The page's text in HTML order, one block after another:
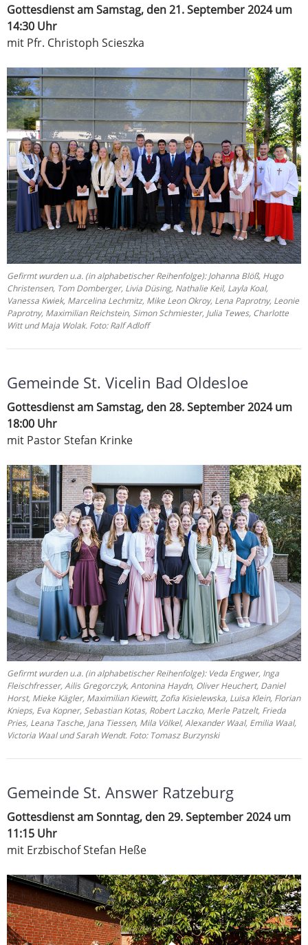
Gottesdienst am Samstag, den 21. September 2024 um
14:30 Uhr
mit Pfr. Christoph Scieszka
Gefirmt wurden u.a. (in alphabetischer Reihenfolge): Johanna Blöß, Hugo
Christensen, Tom Domberger, Livia Düsing, Nathalie Keil, Layla Koal,
Vanessa Kwiek, Marcelina Lechmitz, Mike Leon Okroy, Lena Paprotny, Leonie
Paprotny, Maximilian Reichstein, Simon Schmiester, Julia Tewes, Charlotte
Witt und Maja Wolak. Foto: Ralf Adloff
Gemeinde St. Vicelin Bad Oldesloe
Gottesdienst am Samstag, den 28. September 2024 um
18:00 Uhr
mit Pastor Stefan Krinke
Gefirmt wurden u.a. (in alphabetischer Reihenfolge): Veda Engwer, Inga
Fleischfresser, Ailis Gregorczyk, Antonina Haydn, Oliver Heuchert, Daniel
Horst, Mieke Kägler, Maximilian Kiewitt, Zofia Kisielewska, Luisa Klein, Florian
Knieps, Eva Kopner, Sebastian Kotas, Robert Laczko, Merle Patzelt, Frieda
Pries, Leana Tasche, Jana Tiessen, Mila Völkel, Alexander Waal, Emilia Waal,
Victoria Waal und Sarah Wendt. Foto: Tomasz Burzynski
Gemeinde St. Answer Ratzeburg
Gottesdienst am Sonntag, den 29. September 2024 um
11:15 Uhr
mit Erzbischof Stefan Heße